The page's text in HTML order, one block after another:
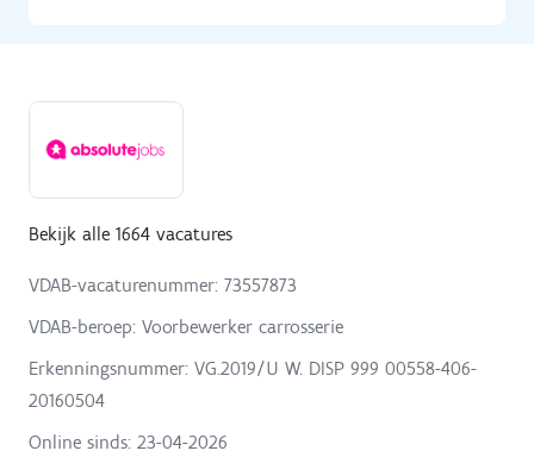
Bekijk alle 1664 vacatures
VDAB-vacaturenummer: 73557873
VDAB-beroep: Voorbewerker carrosserie
Erkenningsnummer: VG.2019/U W. DISP 999 00558-406-
20160504
Online sinds: 23-04-2026